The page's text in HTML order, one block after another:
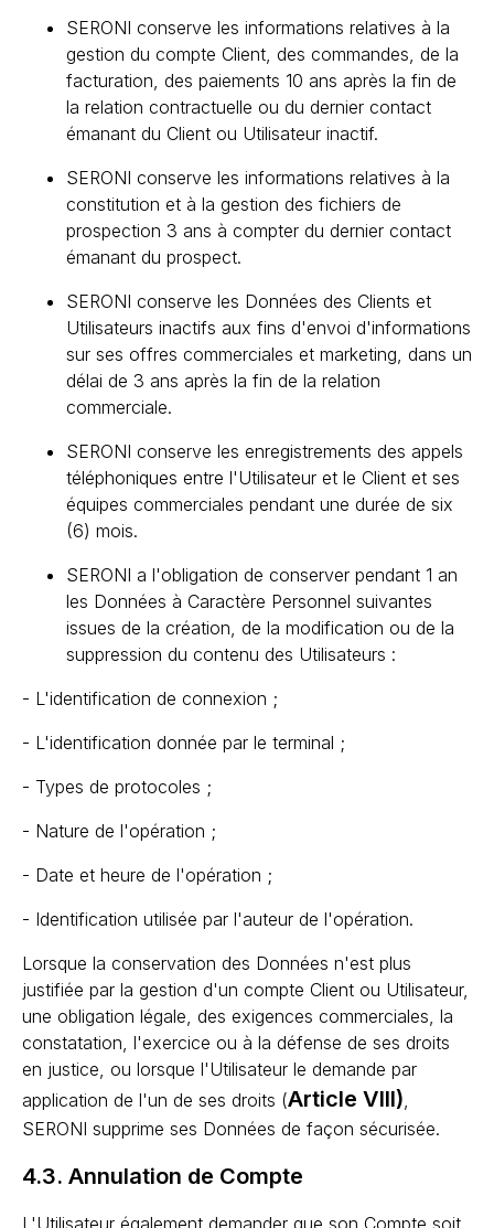
SERONI conserve les informations relatives à la
gestion du compte Client, des commandes, de la
facturation, des paiements 10 ans après la fin de
la relation contractuelle ou du dernier contact
émanant du Client ou Utilisateur inactif.
SERONI conserve les informations relatives à la
constitution et à la gestion des fichiers de
prospection 3 ans à compter du dernier contact
émanant du prospect.
SERONI conserve les Données des Clients et
Utilisateurs inactifs aux fins d'envoi d'informations
sur ses offres commerciales et marketing, dans un
délai de 3 ans après la fin de la relation
commerciale.
SERONI conserve les enregistrements des appels
téléphoniques entre l'Utilisateur et le Client et ses
équipes commerciales pendant une durée de six
(6) mois.
SERONI a l'obligation de conserver pendant 1 an
les Données à Caractère Personnel suivantes
issues de la création, de la modification ou de la
suppression du contenu des Utilisateurs :
- L'identification de connexion ;
- L'identification donnée par le terminal ;
- Types de protocoles ;
- Nature de l'opération ;
- Date et heure de l'opération ;
- Identification utilisée par l'auteur de l'opération.
Lorsque la conservation des Données n'est plus
justifiée par la gestion d'un compte Client ou Utilisateur,
une obligation légale, des exigences commerciales, la
constatation, l'exercice ou à la défense de ses droits
en justice, ou lorsque l'Utilisateur le demande par
application de l'un de ses droits (Article VIII),
SERONI supprime ses Données de façon sécurisée.
4.3. Annulation de Compte
L'Utilisateur également demander que son Compte soit